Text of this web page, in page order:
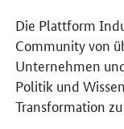
Die Plattform
Community von
Unternehmen
Politik und
Transformation